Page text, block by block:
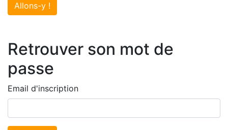
Allons-y !
Retrouver son mot de
passe
Email d'inscription